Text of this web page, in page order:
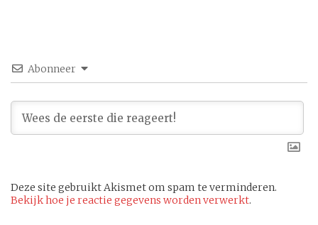
Abonneer
Deze site gebruikt Akismet om spam te verminderen.
Bekijk hoe je reactie gegevens worden verwerkt.